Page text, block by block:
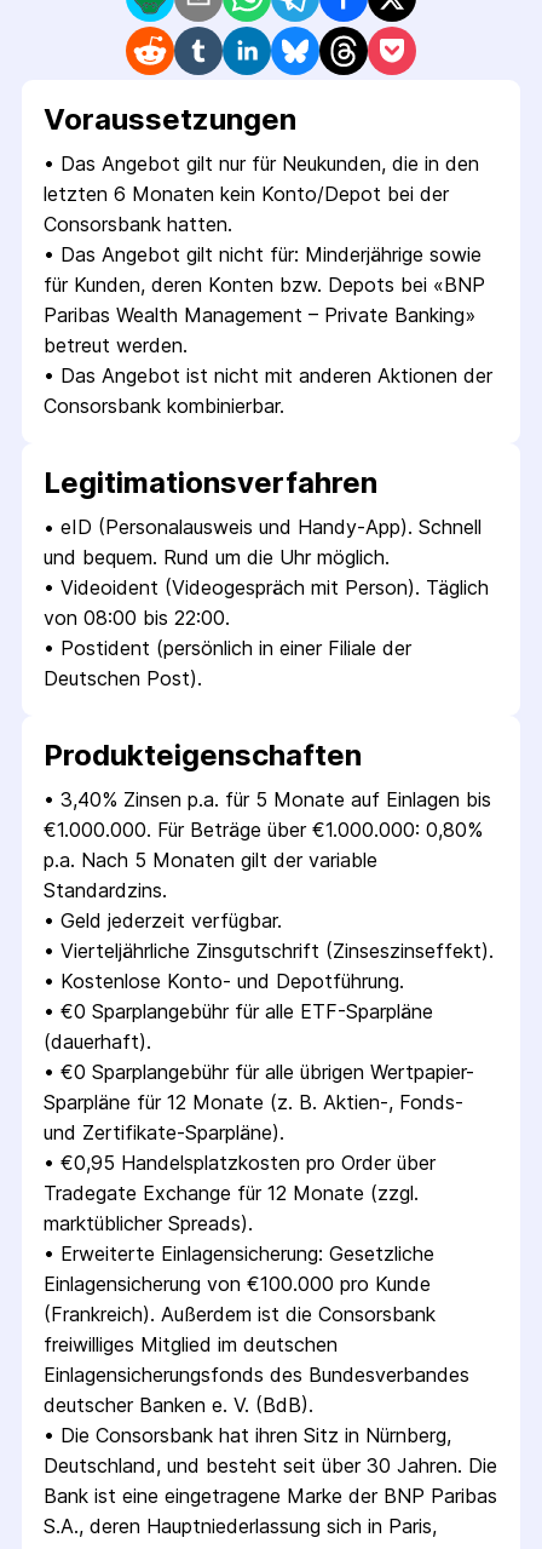
Voraus­setzungen
• Das Angebot gilt nur für Neukunden, die in den
letzten 6 Monaten kein Konto/Depot bei der
Consorsbank hatten.
• Das Angebot gilt nicht für: Minderjährige sowie
für Kunden, deren Konten bzw. Depots bei «BNP
Paribas Wealth Management – Private Banking»
betreut werden.
• Das Angebot ist nicht mit anderen Aktionen der
Consorsbank kombinierbar.
Legitimations­verfahren
• eID (Personalausweis und Handy-App). Schnell
und bequem. Rund um die Uhr möglich.
• Videoident (Videogespräch mit Person). Täglich
von 08:00 bis 22:00.
• Postident (persönlich in einer Filiale der
Deutschen Post).
Produkt­eigenschaften
• 3,40% Zinsen p.a. für 5 Monate auf Einlagen bis
€1.000.000. Für Beträge über €1.000.000: 0,80%
p.a. Nach 5 Monaten gilt der variable
Standardzins.
• Geld jederzeit verfügbar.
• Vierteljährliche Zinsgutschrift (Zinseszinseffekt).
• Kostenlose Konto- und Depotführung.
• €0 Sparplangebühr für alle ETF-Sparpläne
(dauerhaft).
• €0 Sparplangebühr für alle übrigen Wertpapier-
Sparpläne für 12 Monate (z. B. Aktien-, Fonds-
und Zertifikate-Sparpläne).
• €0,95 Handelsplatzkosten pro Order über
Tradegate Exchange für 12 Monate (zzgl.
marktüblicher Spreads).
• Erweiterte Einlagensicherung: Gesetzliche
Einlagensicherung von €100.000 pro Kunde
(Frankreich). Außerdem ist die Consorsbank
freiwilliges Mitglied im deutschen
Einlagensicherungsfonds des Bundesverbandes
deutscher Banken e. V. (BdB).
• Die Consorsbank hat ihren Sitz in Nürnberg,
Deutschland, und besteht seit über 30 Jahren. Die
Bank ist eine eingetragene Marke der BNP Paribas
S.A., deren Hauptniederlassung sich in Paris,